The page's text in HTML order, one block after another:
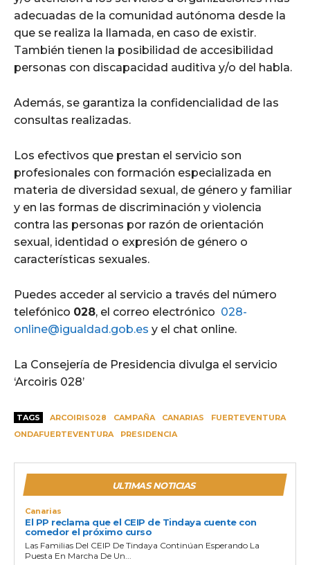
adecuadas de la comunidad autónoma desde la
que se realiza la llamada, en caso de existir.
También tienen la posibilidad de accesibilidad
personas con discapacidad auditiva y/o del habla.
Además, se garantiza la confidencialidad de las
consultas realizadas.
Los efectivos que prestan el servicio son
profesionales con formación especializada en
materia de diversidad sexual, de género y familiar
y en las formas de discriminación y violencia
contra las personas por razón de orientación
sexual, identidad o expresión de género o
características sexuales.
Puedes acceder al servicio a través del número
telefónico 028, el correo electrónico 028-
online@igualdad.gob.es y el chat online.
La Consejería de Presidencia divulga el servicio
‘Arcoiris 028’
TAGS ARCOIRIS028 CAMPAÑA CANARIAS
FUERTEVENTURA
ONDAFUERTEVENTURA
PRESIDENCIA
ULTIMAS NOTICIAS
Canarias
El PP reclama que el CEIP de Tindaya cuente con
comedor el próximo curso
Las Familias Del CEIP De Tindaya Continúan Esperando La
Puesta En Marcha De Un...